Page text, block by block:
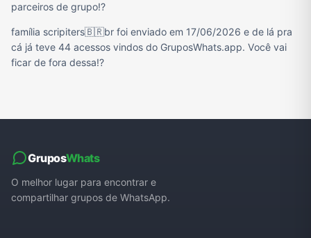
parceiros de grupo!?
família scripiters🇧🇷br foi enviado em 17/06/2026 e de lá pra
cá já teve 44 acessos vindos do GruposWhats.app. Você vai
ficar de fora dessa!?
GruposWhats
O melhor lugar para encontrar e
compartilhar grupos de WhatsApp.